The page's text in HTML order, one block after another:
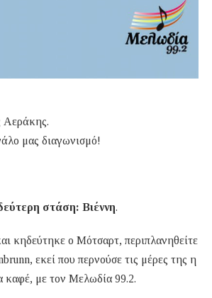
Αεράκης.
μας διαγωνισμό!
στάση: Βιέννη.
κηδεύτηκε ο Μότσαρτ, περιπλανηθείτε
εκεί που περνούσε τις μέρες της η
καφέ, με τον Μελωδία 99.2.